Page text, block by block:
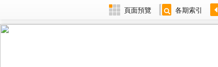
頁面預覽 各期索引